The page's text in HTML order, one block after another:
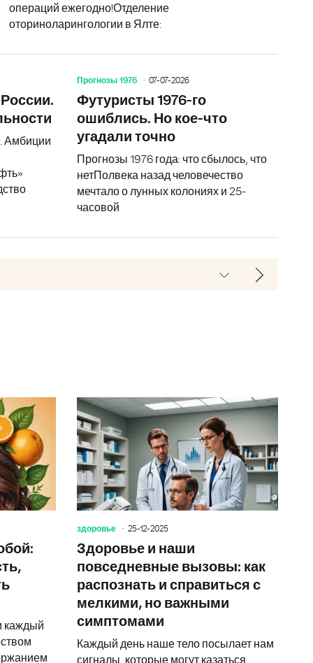
операций ежегодно!Отделение
оториноларингологии в Ялте:
получает пополнение!
Аллергия наступает. Мир объявляет ей войну
Амбиции
Прогнозы 1976 07-07-2026
Футуристы 1976-го
ошиблись. Но кое-что
угадали точно
Прогнозы 1976 года: что сбылось, что
нетПолвека назад человечество
мечтало о лунных колониях и 25-
часовой
здоровья и долголетию
Как купить телеграм-каналы, чаты и группы без риска
каждый
Здоровье
здоровье 25-12-2025
Здоровье и наши
повседневные вызовы: как
распознать и справиться с
мелкими, но важными
симптомами
Каждый день наше тело посылает нам
сигналы, которые могут казаться